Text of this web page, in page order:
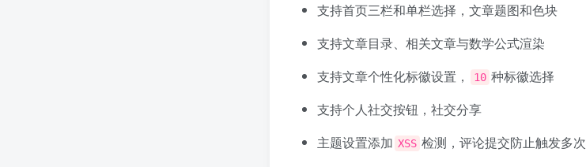
支持首页三栏和单栏选择，文章题图和色块
支持文章目录、相关文章与数学公式渲染
支持文章个性化标徽设置，
10 种标徽选择
支持个人社交按钮，社交分享
主题设置添加 XSS 检测，评论提交防止触发多次